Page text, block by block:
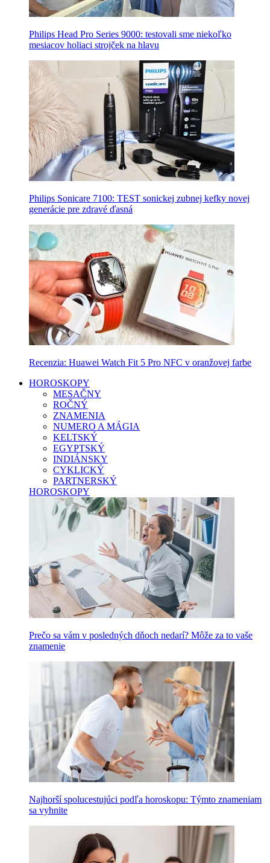
Philips Head Pro Series 9000: testovali sme niekoľko
mesiacov holiaci strojček na hlavu
Philips Sonicare 7100: TEST sonickej zubnej kefky novej
generácie pre zdravé ďasná
Recenzia: Huawei Watch Fit 5 Pro NFC v oranžovej farbe
HOROSKOPY
MESAČNY
ROČNÝ
ZNAMENIA
NUMERO A MÁGIA
KELTSKÝ
EGYPTSKÝ
INDIÁNSKY
CYKLICKÝ
PARTNERSKÝ
HOROSKOPY
Prečo sa vám v posledných dňoch nedarí? Môže za to vaše
znamenie
Najhorší spolucestujúci podľa horoskopu: Týmto znameniam
sa vyhnite